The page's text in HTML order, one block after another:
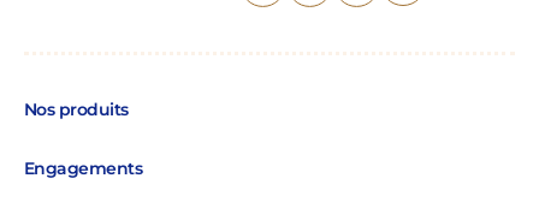
Nos produits
Engagements